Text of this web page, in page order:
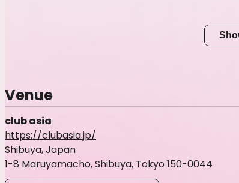
Venue
club asia
https://clubasia.jp/
Shibuya, Japan
1-8 Maruyamacho, Shibuya, Tokyo 150-0044